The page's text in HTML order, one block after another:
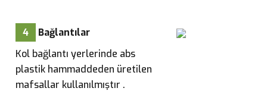
4
Bağlantılar
Kol bağlantı yerlerinde abs
plastik hammaddeden üretilen
mafsallar kullanılmıştır .